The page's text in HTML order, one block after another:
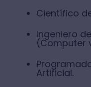
Científico
Ingeniero
(Computer
Artificial.